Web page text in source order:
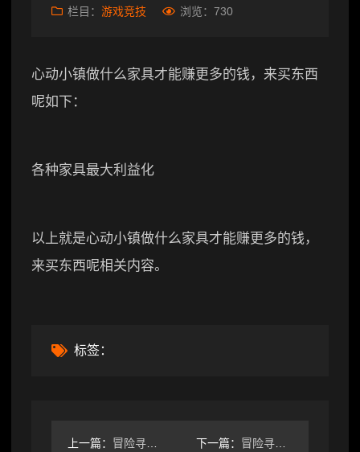
栏目： 游戏竞技 浏览： 730
心动小镇做什么家具才能赚更多的钱，来买东西
呢如下：
各种家具最大利益化
以上就是心动小镇做什么家具才能赚更多的钱，
来买东西呢相关内容。
标签：
上一篇： 冒险寻宝然后打败魔王召唤物合体推荐（萌新版） 下一篇： 冒险寻宝然后打败魔王【新手篇】这游戏该怎么玩